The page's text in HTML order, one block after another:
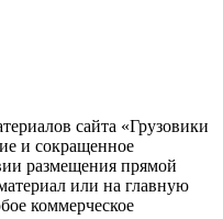
сайта «Грузовики
и сокращенное
размещения прямой
или на главную
коммерческое